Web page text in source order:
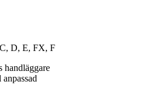
D, E, FX, F
handläggare